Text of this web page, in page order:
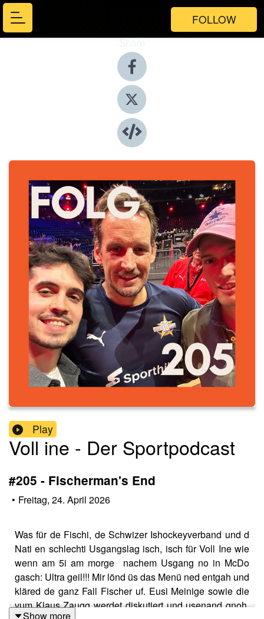
FOLLOW
Share
Play
Voll ine - Der Sportpodcast
#205 - Fischerman's End
• Freitag, 24. April 2026
Was für de Fischi, de Schwizer Ishockeyverband und d
Nati en schlechti Usgangslag isch, isch für Voll Ine wie
wenn am 5i am morge nachem Usgang no in McDo
gasch: Ultra geil!!! Mir lönd üs das Menü ned entgah und
kläred de ganz Fall Fischer uf. Eusi Meinige sowie die
vum Klaus Zaugg werdet diskutiert und usenand gnoh.
Show more